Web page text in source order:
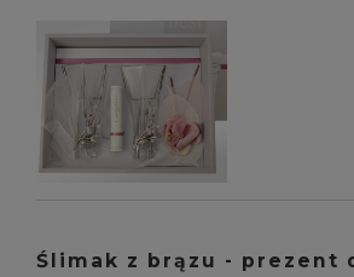
Ślimak z brązu - prezent